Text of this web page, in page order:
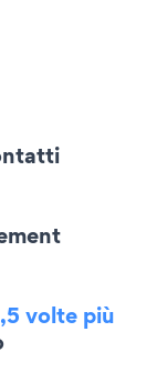
volte più